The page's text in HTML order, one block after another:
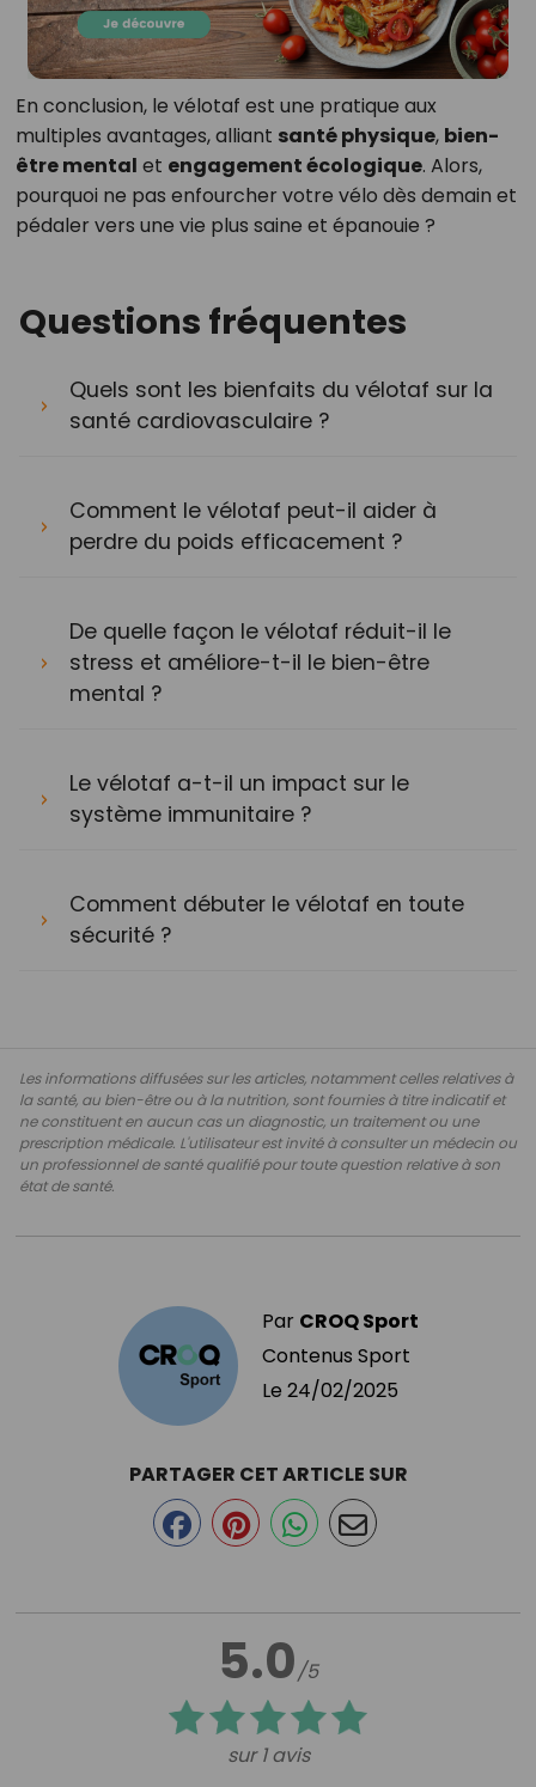
En conclusion, le vélotaf est une pratique aux
multiples avantages, alliant santé physique, bien-
être mental et engagement écologique. Alors,
pourquoi ne pas enfourcher votre vélo dès demain et
pédaler vers une vie plus saine et épanouie ?
Questions fréquentes
Quels sont les bienfaits du vélotaf sur la
santé cardiovasculaire ?
Comment le vélotaf peut-il aider à
perdre du poids efficacement ?
De quelle façon le vélotaf réduit-il le
stress et améliore-t-il le bien-être
mental ?
Le vélotaf a-t-il un impact sur le
système immunitaire ?
Comment débuter le vélotaf en toute
sécurité ?
Les informations diffusées sur les articles, notamment celles relatives à
la santé, au bien-être ou à la nutrition, sont fournies à titre indicatif et
ne constituent en aucun cas un diagnostic, un traitement ou une
prescription médicale. L'utilisateur est invité à consulter un médecin ou
un professionnel de santé qualifié pour toute question relative à son
état de santé.
Par CROQ Sport
Contenus Sport
Le 24/02/2025
5.0/5
sur 1 avis
PARTAGER CET ARTICLE SUR